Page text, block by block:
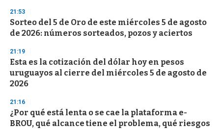
s
e
c
o
d
s
21:53
Sorteo del 5 de Oro de este miércoles 5 de agosto
de 2026: números sorteados, pozos y aciertos
21:19
Esta es la cotización del dólar hoy en pesos
uruguayos al cierre del miércoles 5 de agosto de
2026
21:16
¿Por qué está lenta o se cae la plataforma e-
BROU, qué alcance tiene el problema, qué riesgos